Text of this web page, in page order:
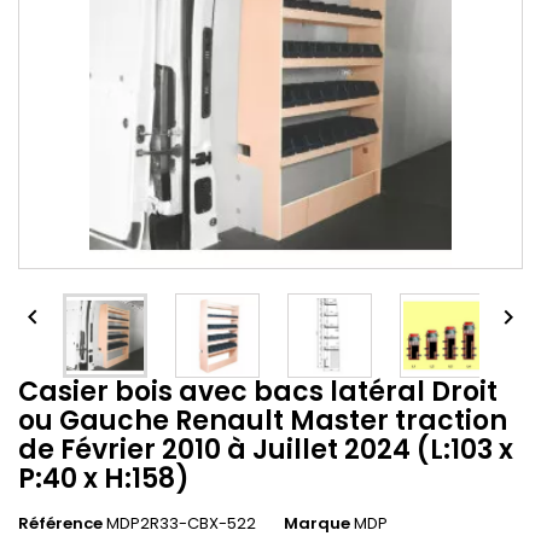
 
Casier bois avec bacs latéral Droit
ou Gauche Renault Master traction
de Février 2010 à Juillet 2024 (L:103 x
P:40 x H:158)
RéférenceMDP2R33-CBX-522 MarqueMDP